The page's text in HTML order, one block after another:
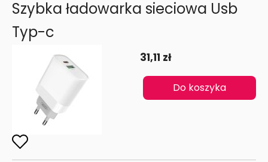
Szybka ładowarka sieciowa Usb
Typ-c
31,11 zł
Do koszyka